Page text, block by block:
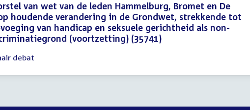
van wet van de leden Hammelburg, Bromet en De
houdende verandering in de Grondwet, strekkende tot
van handicap en seksuele gerichtheid als non-
(voortzetting) (35741)
debat